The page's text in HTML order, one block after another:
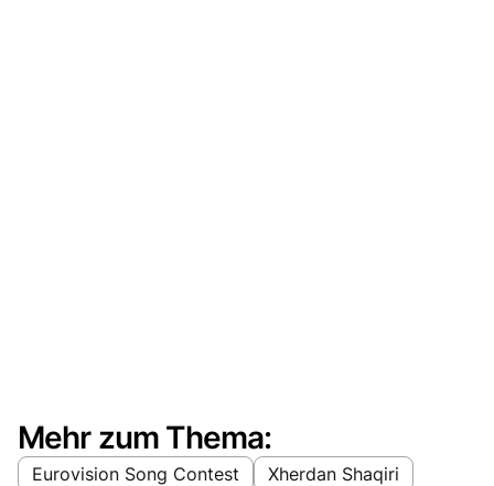
Mehr zum Thema:
Eurovision Song Contest
Xherdan Shaqiri